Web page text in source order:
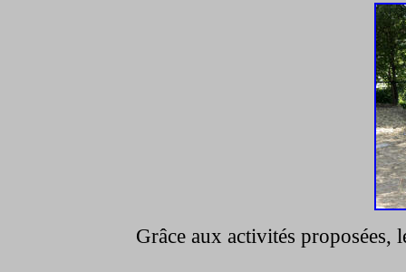
Grâce aux activités proposées,